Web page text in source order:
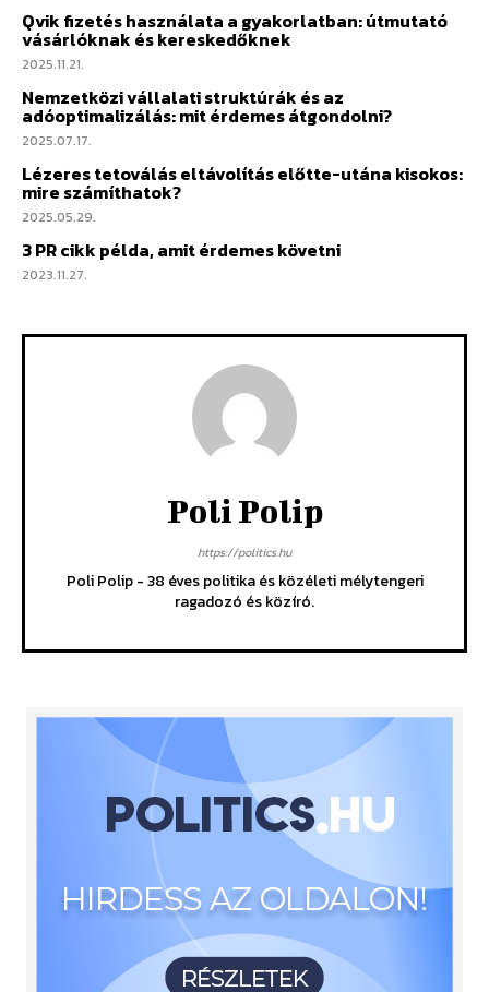
Qvik fizetés használata a gyakorlatban: útmutató
vásárlóknak és kereskedőknek
2025.11.21.
Nemzetközi vállalati struktúrák és az
adóoptimalizálás: mit érdemes átgondolni?
2025.07.17.
Lézeres tetoválás eltávolítás előtte-utána kisokos:
mire számíthatok?
2025.05.29.
3 PR cikk példa, amit érdemes követni
2023.11.27.
Poli Polip
https://politics.hu
Poli Polip - 38 éves politika és közéleti mélytengeri
ragadozó és közíró.